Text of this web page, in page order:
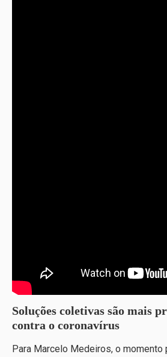
Soluções coletivas são mais
contra o coronavírus
Para Marcelo Medeiros, o